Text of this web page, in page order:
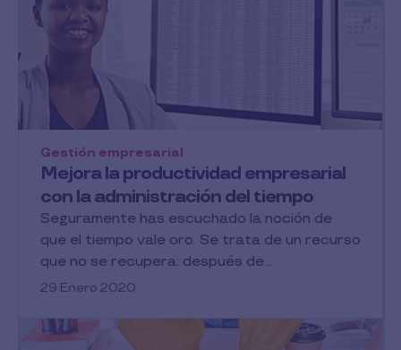
Mejora la productividad empresarial
con la administración del tiempo
Gestión empresarial
Seguramente has escuchado la noción de
que el tiempo vale oro. Se trata de un recurso
que no se recupera: después de...
29 Enero 2020